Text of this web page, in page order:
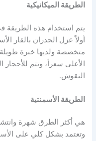
الطريقة الميكانيكية
يتم استخدام هذه الطريقة
أولاً عزل الجدران بالقار
متخصصة ولديها خبرة
الأعلى سعراً، وتتم للأحجار
النقوش.
الطريقة الأسمنتية
هي أكثر الطرق شهرة
وتعتمد بشكل كلي على